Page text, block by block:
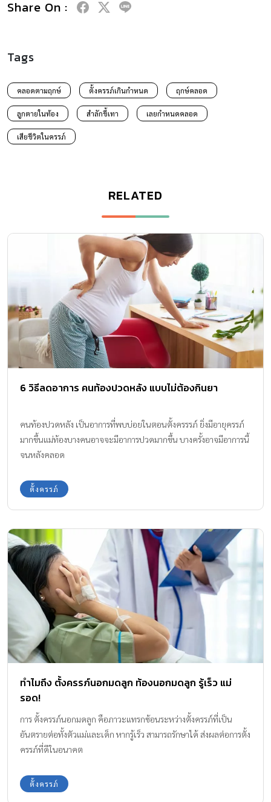
Share On :
Tags
คลอดตามฤกษ์ ตั้งครรภ์เกินกำหนด ฤกษ์คลอด
ลูกตายในท้อง สำลักขี้เทา เลยกำหนดคลอด
เสียชีวิตในครรภ์
RELATED
6 วิธีลดอาการ คนท้องปวดหลัง แบบไม่ต้องกินยา
คนท้องปวดหลัง เป็นอาการที่พบบ่อยในตอนตั้งครรรภ์ ยิ่งมีอายุครรภ์
มากขึ้นแม่ท้องบางคนอาจจะมีอาการปวดมากขึ้น บางครั้งอาจมีอาการนี้
จนหลังคลอด
ตั้งครรภ์
ทำไมถึง ตั้งครรภ์นอกมดลูก ท้องนอกมดลูก รู้เร็ว แม่
รอด!
การ ตั้งครรภ์นอกมดลูก คือภาวะแทรกซ้อนระหว่างตั้งครรภ์ที่เป็น
อันตรายต่อทั้งตัวแม่และเด็ก หากรู้เร็ว สามารถรักษาได้ ส่งผลต่อการตั้ง
ครรภ์ที่ดีในอนาคต
ตั้งครรภ์